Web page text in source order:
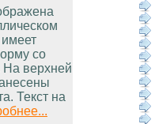
со
На верхней
Текст на